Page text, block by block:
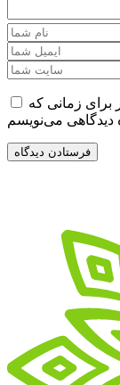
برای زمانی که